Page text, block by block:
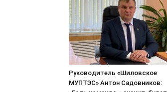
Руководитель «Шиловское
МУПТЭС» Антон Садовников: